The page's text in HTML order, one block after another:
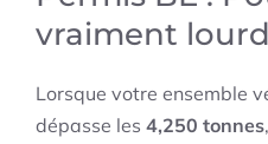
vraiment
Lorsque votre ensemble
dépasse les 4,250 tonnes